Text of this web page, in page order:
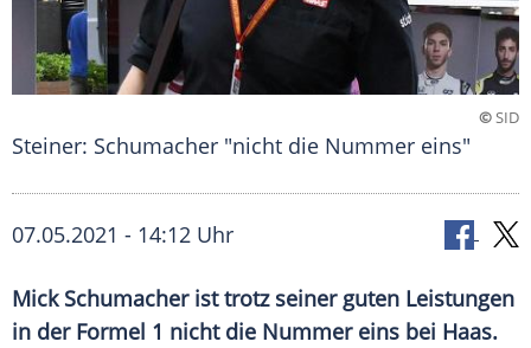
©SID
Steiner: Schumacher "nicht die Nummer eins"
07.05.2021 - 14:12 Uhr
Mick Schumacherist trotz seiner guten Leistungen
in der Formel 1 nicht die Nummer eins bei Haas.